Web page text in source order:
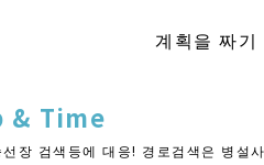
계획을 짜기
& Time
장 검색등에 대응! 경로검색은 병